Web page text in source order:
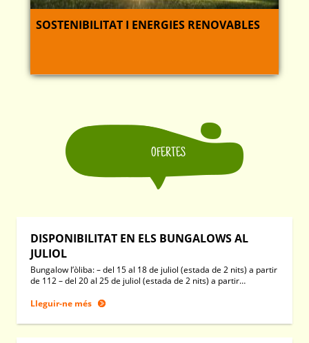
SOSTENIBILITAT I ENERGIES RENOVABLES
OFERTES
DISPONIBILITAT EN ELS BUNGALOWS AL
JULIOL
Bungalow l’òliba: – del 15 al 18 de juliol (estada de 2 nits) a partir
de 112 – del 20 al 25 de juliol (estada de 2 nits) a partir…
Lleguir-ne més